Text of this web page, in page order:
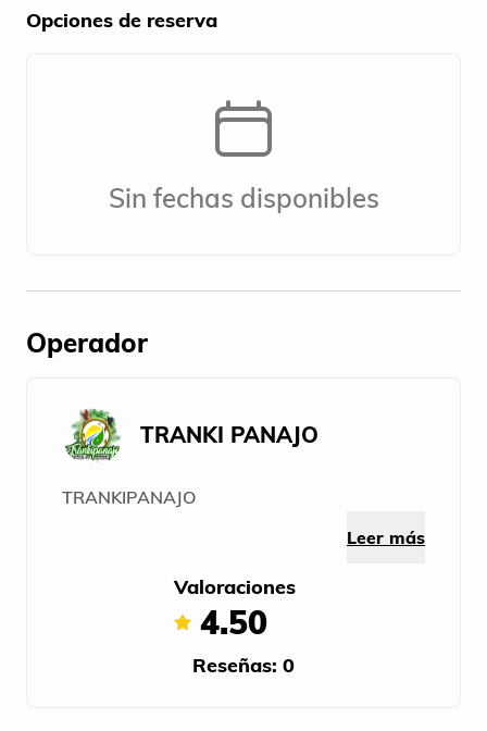
Opciones de reserva
Sin fechas disponibles
Operador
TRANKI PANAJO
TRANKIPANAJO
Leer más
Valoraciones
4.50
Reseñas: 0